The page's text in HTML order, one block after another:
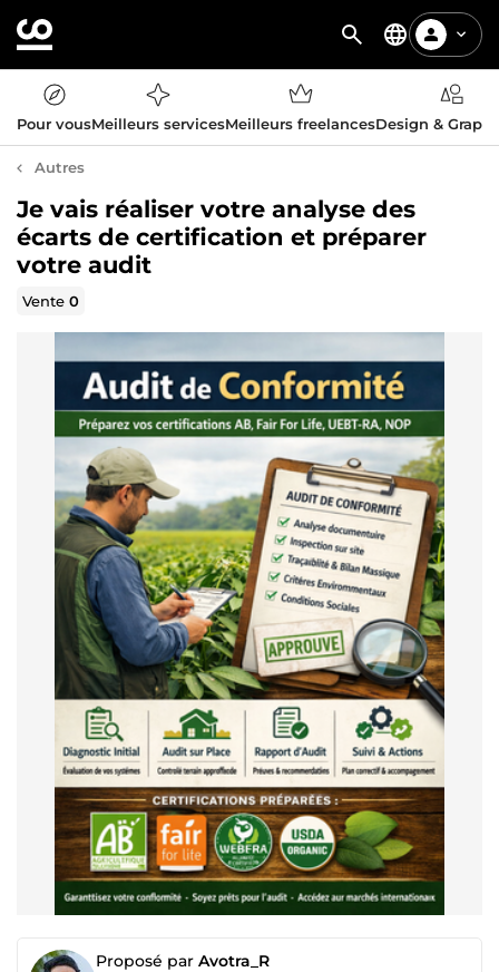
Pour vousMeilleurs servicesMeilleurs freelancesDesign &
Autres
Je vais réaliser votre analyse des
écarts de certification et préparer
votre audit
Vente0
Proposé par Avotra_R